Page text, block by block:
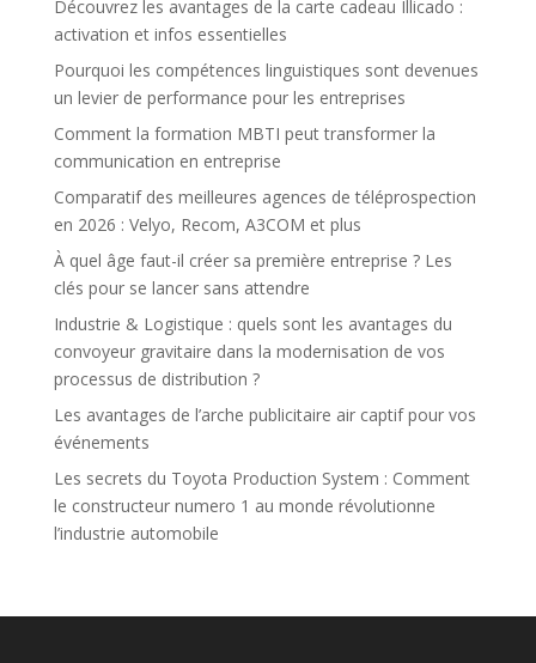
Découvrez les avantages de la carte cadeau Illicado :
activation et infos essentielles
Pourquoi les compétences linguistiques sont devenues
un levier de performance pour les entreprises
Comment la formation MBTI peut transformer la
communication en entreprise
Comparatif des meilleures agences de téléprospection
en 2026 : Velyo, Recom, A3COM et plus
À quel âge faut-il créer sa première entreprise ? Les
clés pour se lancer sans attendre
Industrie & Logistique : quels sont les avantages du
convoyeur gravitaire dans la modernisation de vos
processus de distribution ?
Les avantages de l’arche publicitaire air captif pour vos
événements
Les secrets du Toyota Production System : Comment
le constructeur numero 1 au monde révolutionne
l’industrie automobile